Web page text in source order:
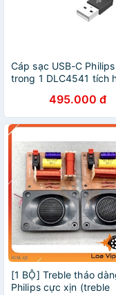
Cáp sạc USB-C
trong 1 DLC4541 tích
495.000 đ
[1 BỘ] Treble tháo
Philips cực xịn (treble